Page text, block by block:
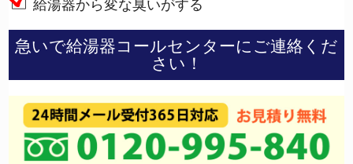
給湯器から変な臭いがする
急いで給湯器コールセンターにご連絡くだ
さい！